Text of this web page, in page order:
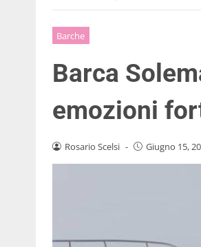
Barche
Barca
emozioni
Rosario Scelsi - Giugno 15,